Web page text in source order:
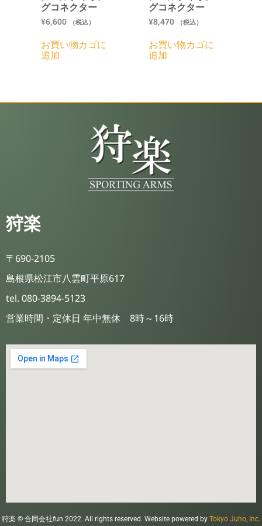
グコネクター
¥6,600 （税込）
お買い物カゴに
追加
グコネクター
¥8,470 （税込）
お買い物カゴに
追加
狩楽
〒690-2105
島根県松江市八雲町平原617
tel. 080-3894-5123
営業時間・定休日 年中無休 8時～16時
狩楽 © 合同会社fun 2022. All rights reserved. Website powered by Tokyo Juho, Inc.